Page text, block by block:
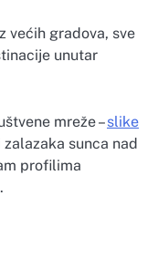
većih gradova, sve
unutar
mreže –slike
sunca nad
profilima